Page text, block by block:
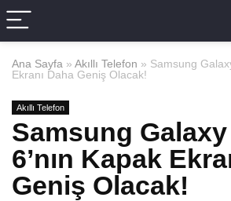
Ana Sayfa » Akıllı Telefon » Samsung
Ekranı Daha Geniş Olacak!
Akıllı Telefon
Samsung
6’nın Kapak
Geniş Olacak!